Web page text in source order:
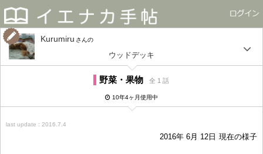
Kurumiru さん
ウッドデッキ
野菜・果物 全 1 話
10年4ヶ月使用中
last update : 2016.7.4
2016年 6月 12日 現在の様子